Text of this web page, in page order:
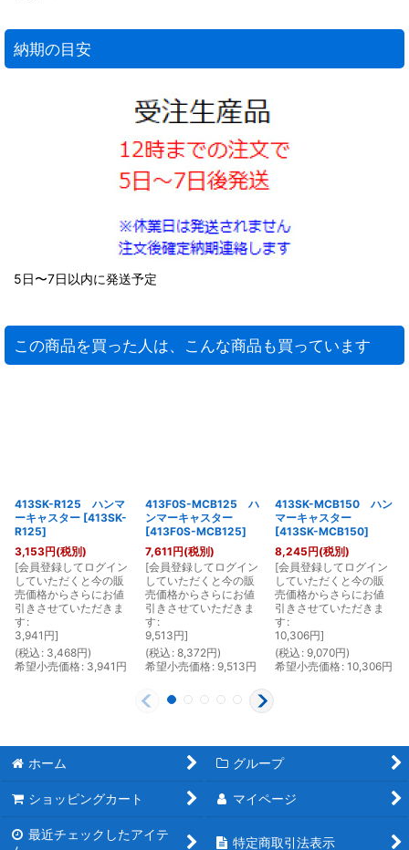
納期の目安
5日〜7日以内に発送予定
この商品を買った人は、こんな商品も買っています
413SK-R125 ハンマ
ーキャスター [413SK-
R125]
3,153円(税別)
[会員登録してログイン
していただくと今の販
売価格からさらにお値
引きさせていただきま
す :
3,941 円]
(税込 : 3,468円)
希望小売価格: 3,941 円
413F0S-MCB125 ハ
ンマーキャスター
[413F0S-MCB125]
7,611円(税別)
[会員登録してログイン
していただくと今の販
売価格からさらにお値
引きさせていただきま
す :
9,513円]
(税込 : 8,372円)
希望小売価格: 9,513円
413SK-MCB150 ハン
マーキャスター
[413SK-MCB150]
8,245円(税別)
[会員登録してログイン
していただくと今の販
売価格からさらにお値
引きさせていただきま
す :
10,306円]
(税込 : 9,070円)
希望小売価格: 10,306円
ホーム グループ
ショッピングカート マイページ
最近チェックしたアイテ
特定商取引法表示